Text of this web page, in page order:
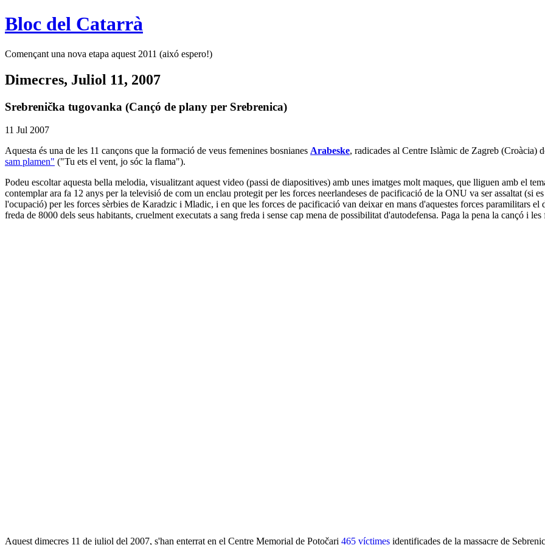
Bloc del Catarrà
Començant una nova etapa aquest 2011 (aixó espero!)
Dimecres, Juliol 11, 2007
Srebrenička tugovanka (Cançó de plany per Srebrenica)
11 Jul 2007
Aquesta és una de les 11 cançons que la formació de veus femenines bosnianes Arabeske, radicades al Centre Islàmic de Zagreb (Croàcia)
sam plamen" ("Tu ets el vent, jo sóc la flama").
Podeu escoltar aquesta bella melodia, visualitzant aquest video (passi de diapositives) amb unes imatges molt maques, que lliguen amb el
contemplar ara fa 12 anys per la televisió de com un enclau protegit per les forces neerlandeses de pacificació de la ONU va ser assaltat (si
l'ocupació) per les forces sèrbies de Karadzic i Mladic, i en que les forces de pacificació van deixar en mans d'aquestes forces paramilitars
freda de 8000 dels seus habitants, cruelment executats a sang freda i sense cap mena de possibilitat d'autodefensa. Paga la pena la cançó i
Aquest dimecres 11 de juliol del 2007, s'han enterrat en el Centre Memorial de Potočari 465 víctimes identificades de la massacre de